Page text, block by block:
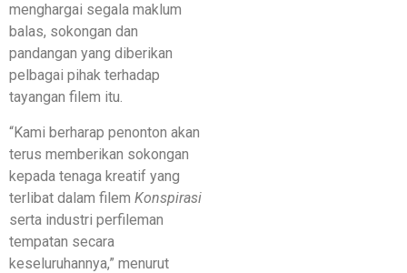
menghargai segala maklum
balas, sokongan dan
pandangan yang diberikan
pelbagai pihak terhadap
tayangan filem itu.
“Kami berharap penonton akan
terus memberikan sokongan
kepada tenaga kreatif yang
terlibat dalam filem Konspirasi
serta industri perfileman
tempatan secara
keseluruhannya,” menurut